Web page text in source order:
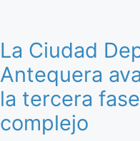
La Ciudad
Antequera
la tercera
complejo